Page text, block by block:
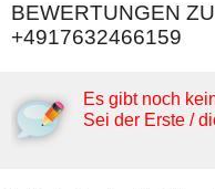
BEWERTUNGEN
+4917632466159
Es gibt noch
Sei der Erste /